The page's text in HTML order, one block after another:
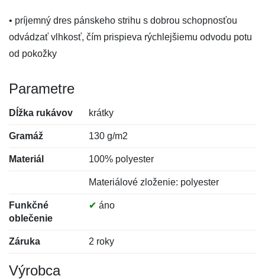
• príjemný dres pánskeho strihu s dobrou schopnosťou
odvádzať vlhkosť, čím prispieva rýchlejšiemu odvodu potu
od pokožky
Parametre
Dĺžka rukávov krátky
Gramáž 130 g/m2
Materiál 100% polyester
Materiálové zloženie: polyester
Funkčné
oblečenie
✔ áno
Záruka 2 roky
Výrobca